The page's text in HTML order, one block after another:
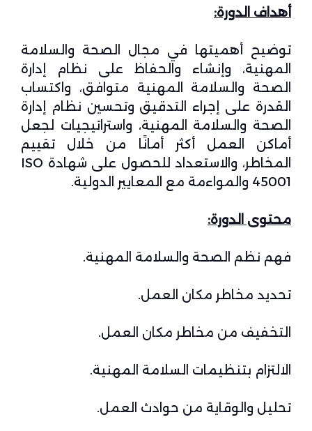
أهداف الدورة:
توضيح أهميتها في مجال الصحة والسلامة
المهنية، وإنشاء والحفاظ على نظام إدارة
الصحة والسلامة المهنية متوافق، واكتساب
القدرة على إجراء التدقيق وتحسين نظام إدارة
الصحة والسلامة المهنية، واستراتيجيات لجعل
أماكن العمل أكثر أمانًا من خلال تقييم
المخاطر، والاستعداد للحصول على شهادة ISO
45001 والمواءمة مع المعايير الدولية.
محتوى الدورة:
فهم نظم الصحة والسلامة المهنية.
تحديد مخاطر مكان العمل.
التخفيف من مخاطر مكان العمل.
الالتزام بتنظيمات السلامة المهنية.
تحليل والوقاية من حوادث العمل.